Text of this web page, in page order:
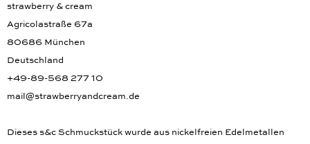
strawberry & cream
Agricolastraße 67a
80686 München
Deutschland
+49-89-568 277 10
mail@strawberryandcream.de
Dieses s&c Schmuckstück wurde aus nickelfreien Edelmetallen